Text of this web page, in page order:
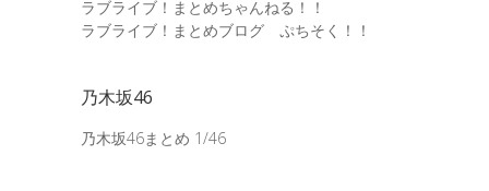
ラブライブ！まとめちゃんねる！！
ラブライブ！まとめブログ ぷちそく！！
乃木坂46
乃木坂46まとめ 1/46